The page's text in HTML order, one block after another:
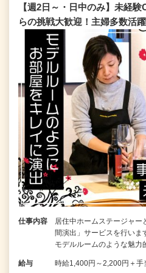
【週2日～・日中のみ】未経
らの挑戦大歓迎！主婦多数活
仕事内容
居住中ホームステージャー
間演出」サービスを行いま
モデルルームのような魅
給与 時給1,400円～2,200円＋手